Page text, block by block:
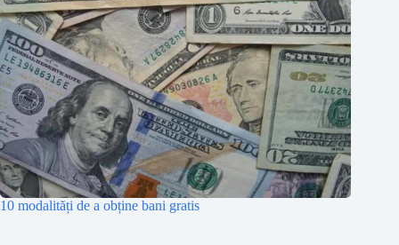
10 modalități de a obține bani gratis